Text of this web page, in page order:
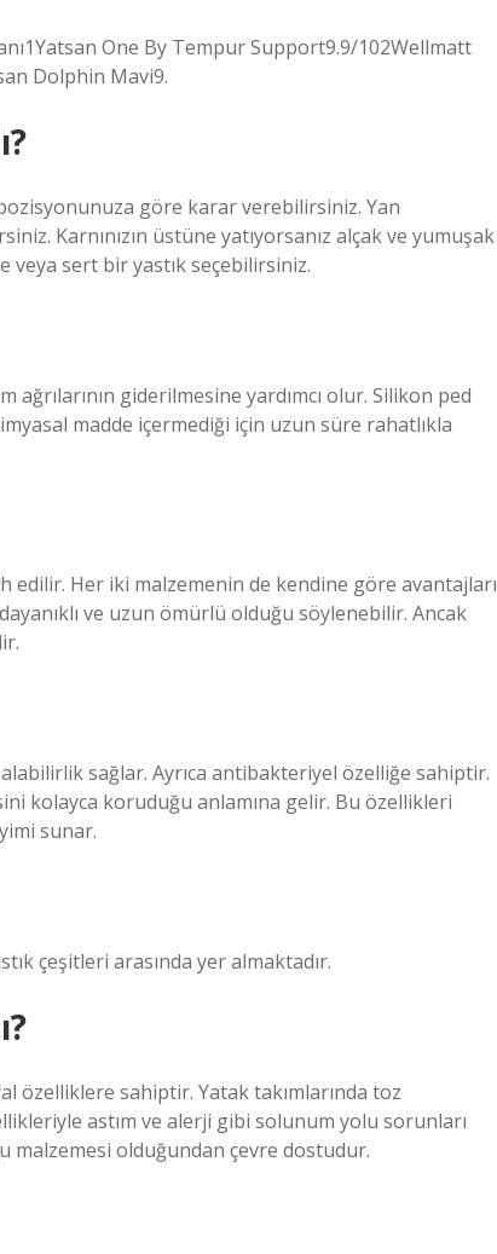
One By Tempur Support9.9/102Wellmatt
Dolphin Mavi9.
göre karar verebilirsiniz. Yan
Karnınızın üstüne yatıyorsanız alçak ve yumuşak
veya sert bir yastık seçebilirsiniz.
giderilmesine yardımcı olur. Silikon ped
madde içermediği için uzun süre rahatlıkla
edilir. Her iki malzemenin de kendine göre avantajları
ve uzun ömürlü olduğu söylenebilir. Ancak
sağlar. Ayrıca antibakteriyel özelliğe sahiptir.
kolayca koruduğu anlamına gelir. Bu özellikleri
sunar.
çeşitleri arasında yer almaktadır.
özelliklere sahiptir. Yatak takımlarında toz
astım ve alerji gibi solunum yolu sorunları
malzemesi olduğundan çevre dostudur.